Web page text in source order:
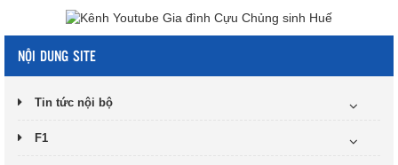
NỘI DUNG SITE
Tin tức nội bộ
F1